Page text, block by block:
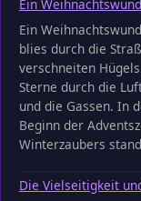
Ein
Ein
blies durch die
verschneiten
Sterne durch die
und die Gassen. In
Beginn der
Winterzaubers
Die Vielseitigkeit